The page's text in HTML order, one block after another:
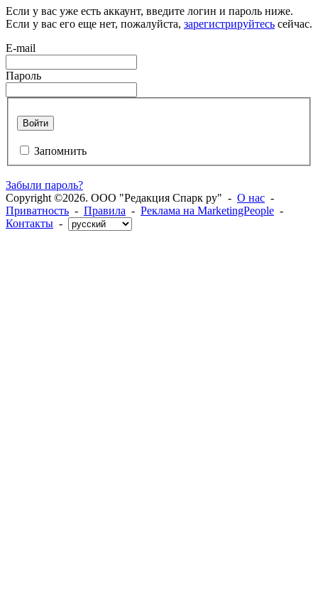
Если у вас уже есть аккаунт, введите логин и пароль ниже.
Если у вас его еще нет, пожалуйста, зарегистрируйтесь сейчас.
E-mail
Пароль
Войти
Запомнить
Забыли пароль?
Copyright ©2026. ООО "Редакция Спарк ру" - О нас -
Приватность - Правила - Реклама на MarketingPeople -
Контакты -